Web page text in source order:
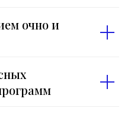
очно и